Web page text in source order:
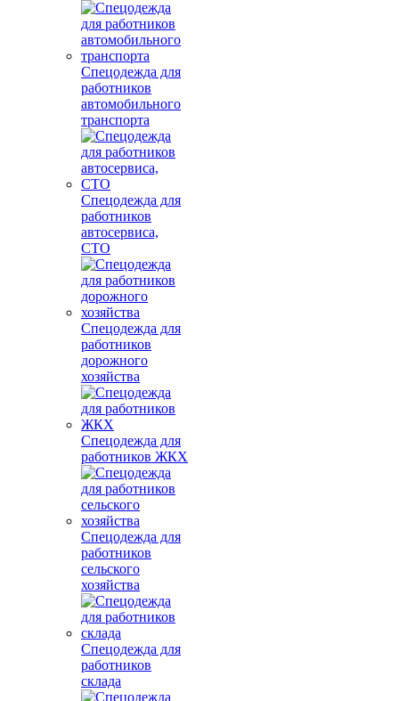
Спецодежда для
работников
автомобильного
транспорта
Спецодежда для
работников
автосервиса,
СТО
Спецодежда для
работников
дорожного
хозяйства
Спецодежда для
работников ЖКХ
Спецодежда для
работников
сельского
хозяйства
Спецодежда для
работников
склада